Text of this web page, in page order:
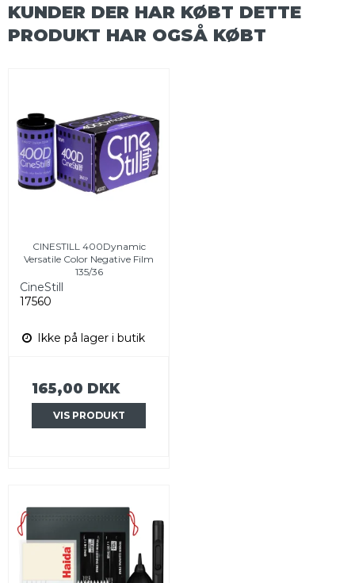
KUNDER DER HAR KØBT DETTE
PRODUKT HAR OGSÅ KØBT
CINESTILL 400Dynamic
Versatile Color Negative Film
135/36
CineStill
17560
Ikke på lager i butik
165,00 DKK
VIS PRODUKT